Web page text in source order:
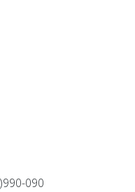
090